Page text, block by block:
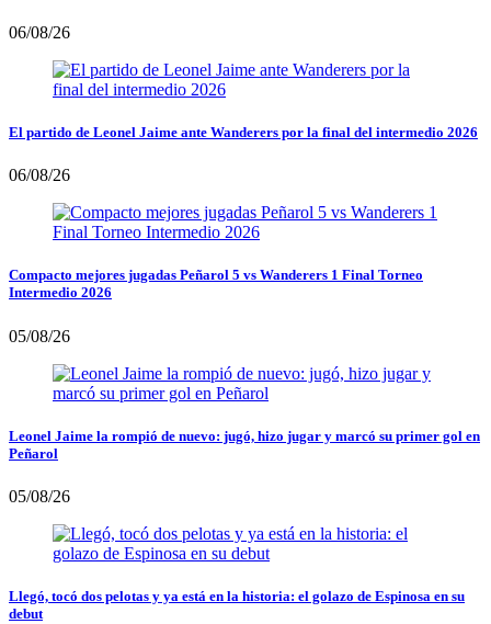
06/08/26
El partido de Leonel Jaime ante Wanderers por la final del intermedio 2026
06/08/26
Compacto mejores jugadas Peñarol 5 vs Wanderers 1 Final Torneo
Intermedio 2026
05/08/26
Leonel Jaime la rompió de nuevo: jugó, hizo jugar y marcó su primer gol en
Peñarol
05/08/26
Llegó, tocó dos pelotas y ya está en la historia: el golazo de Espinosa en su
debut